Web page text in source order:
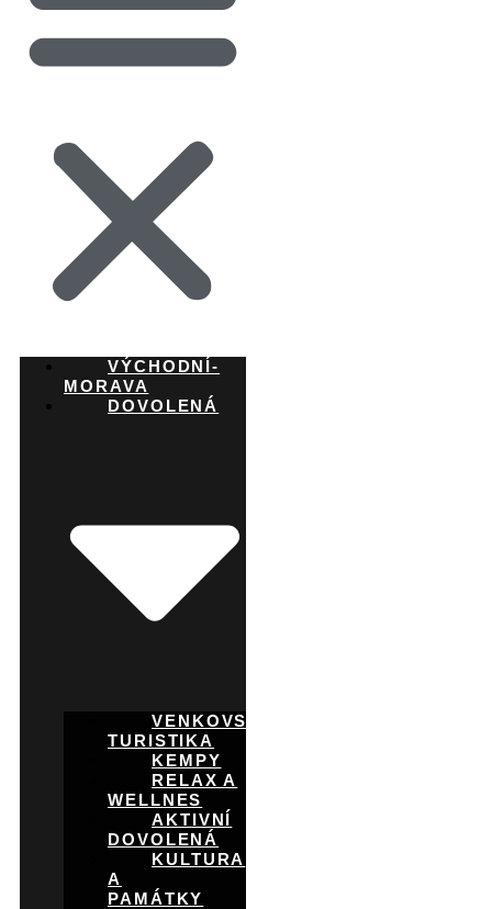
VÝCHODNÍ-
MORAVA
DOVOLENÁ
VENKOVSKÁ
TURISTIKA
KEMPY
RELAX A
WELLNES
AKTIVNÍ
DOVOLENÁ
KULTURA
A
PAMÁTKY